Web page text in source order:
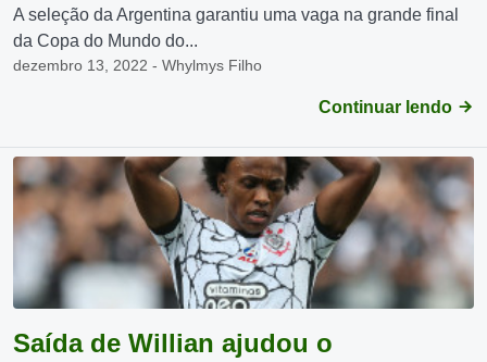
A seleção da Argentina garantiu uma vaga na grande final
da Copa do Mundo do...
dezembro 13, 2022 - Whylmys Filho
Continuar lendo
Saída de Willian ajudou o